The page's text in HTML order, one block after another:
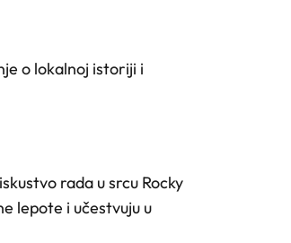
o lokalnoj istoriji i
rada u srcu Rocky
lepote i učestvuju u